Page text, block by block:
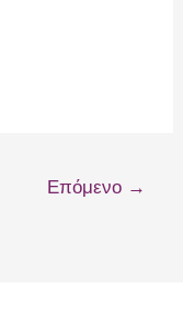
Επόμενο →